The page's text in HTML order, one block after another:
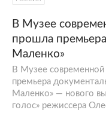
В Музее
прошла
Маленко»
В Музее современной
премьера
Маленко» — нового
голос» режиссера